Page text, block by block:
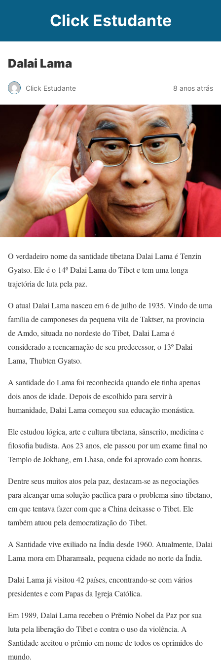
Click Estudante
Dalai Lama
Click Estudante 8 anos atrás
O verdadeiro nome da santidade tibetana Dalai Lama é Tenzin
Gyatso. Ele é o 14º Dalai Lama do Tibet e tem uma longa
trajetória de luta pela paz.
O atual Dalai Lama nasceu em 6 de julho de 1935. Vindo de uma
família de camponeses da pequena vila de Taktser, na provincia
de Amdo, situada no nordeste do Tibet, Dalai Lama é
considerado a reencarnação de seu predecessor, o 13º Dalai
Lama, Thubten Gyatso.
A santidade do Lama foi reconhecida quando ele tinha apenas
dois anos de idade. Depois de escolhido para servir à
humanidade, Dalai Lama começou sua educação monástica.
Ele estudou lógica, arte e cultura tibetana, sânscrito, medicina e
filosofia budista. Aos 23 anos, ele passou por um exame final no
Templo de Jokhang, em Lhasa, onde foi aprovado com honras.
Dentre seus muitos atos pela paz, destacam-se as negociações
para alcançar uma solução pacífica para o problema sino-tibetano,
em que tentava fazer com que a China deixasse o Tibet. Ele
também atuou pela democratização do Tibet.
A Santidade vive exiliado na Índia desde 1960. Atualmente, Dalai
Lama mora em Dharamsala, pequena cidade no norte da Índia.
Dalai Lama já visitou 42 países, encontrando-se com vários
presidentes e com Papas da Igreja Católica.
Em 1989, Dalai Lama recebeu o Prêmio Nobel da Paz por sua
luta pela liberação do Tibet e contra o uso da violência. A
Santidade aceitou o prêmio em nome de todos os oprimidos do
mundo.